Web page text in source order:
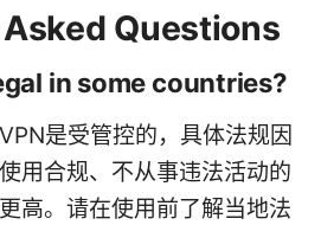
Questions
in some countries?
是受管控的，具体法规因
用合规、不从事违法活动的
高。请在使用前了解当地法